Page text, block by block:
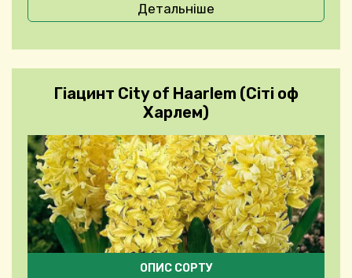
Детальніше
Гіацинт City of Haarlem (Сіті оф
Харлем)
ОПИС СОРТУ